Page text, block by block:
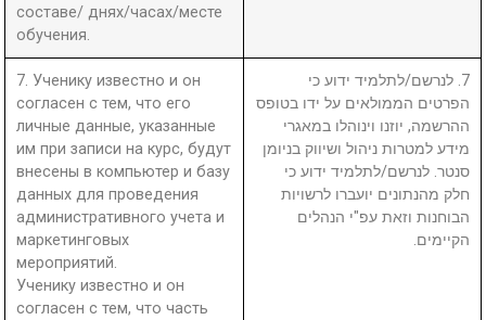
составе/ днях/часах/месте
обучения.
7. Ученику известно и он
согласен с тем, что его
личные данные, указанные
им при записи на курс, будут
внесены в компьютер и базу
данных для проведения
административного учета и
маркетинговых
мероприятий.
Ученику известно и он
согласен с тем, что часть
7. לנרשם/לתלמיד ידוע כי
הפרטים הממולאים על ידו בטופס
ההרשמה, יוזנו וינוהלו במאגרי
מידע למטרות ניהול ושיווק בניומן
סנטר. לנרשם/לתלמיד ידוע כי
חלק מהנתונים יועברו לרשויות
הבוחנות וזאת עפ"י הנהלים
הקיימים.